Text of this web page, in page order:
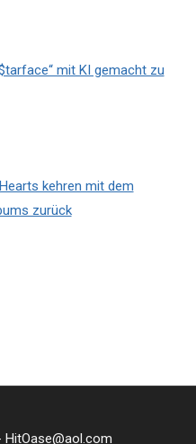
mit KI gemacht zu
kehren mit dem
zurück